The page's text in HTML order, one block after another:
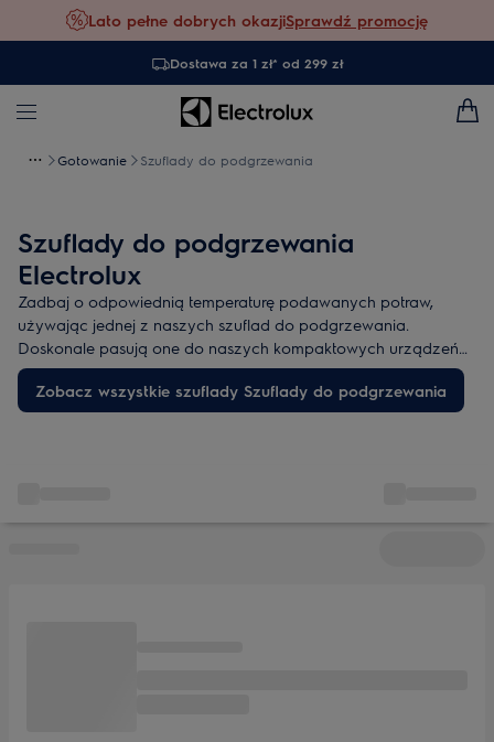
Lato pełne dobrych okazjiSprawdź promocję
Dostawa za 1 zł* od 299 zł
Gotowanie Szuflady do podgrzewania
Szuflady do podgrzewania
Electrolux
Zadbaj o odpowiednią temperaturę podawanych potraw,
używając jednej z naszych szuflad do podgrzewania.
Doskonale pasują one do naszych kompaktowych urządzeń
do zabudowy.
Zobacz wszystkie szuflady Szuflady do podgrzewania